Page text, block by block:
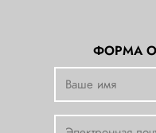
ФОРМА